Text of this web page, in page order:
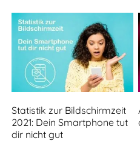
Statistik zur Bildschirmzeit
2021: Dein Smartphone tut
dir nicht gut